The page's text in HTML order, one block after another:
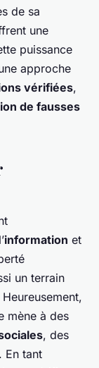
de sa
une
puissance
approche
vérifiées,
de fausses
information et
un terrain
Heureusement,
mène à des
, des
En tant